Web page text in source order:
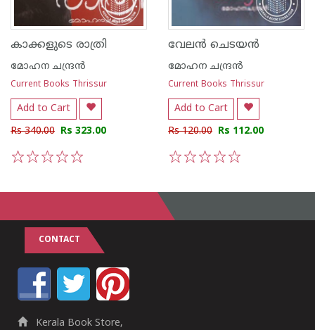
കാക്കളുടെ രാത്രി
മോഹന ചന്ദ്രന്‍
Current Books Thrissur
Add to Cart
Rs 340.00 Rs 323.00
വേല‌ന്‍ ചെടയ‌ന്‍
മോഹന ചന്ദ്രന്‍
Current Books Thrissur
Add to Cart
Rs 120.00 Rs 112.00
CONTACT
Kerala Book Store,